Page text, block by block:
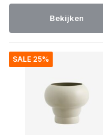
Bekijken
SALE 25%